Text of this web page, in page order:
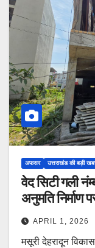
अफसर उत्तराखंड की बड़ी
वेद सिटी गली
अनुमति निर्माण
APRIL 1, 2026
मसूरी देहरादून